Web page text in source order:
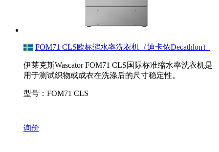
FOM71 CLS欧标缩水率洗衣机（迪卡侬Decathlon）
伊莱克斯Wascator FOM71 CLS国际标准缩水率洗衣机是
用于测试织物或成衣在洗涤后的尺寸稳定性。
型号：FOM71 CLS
询价